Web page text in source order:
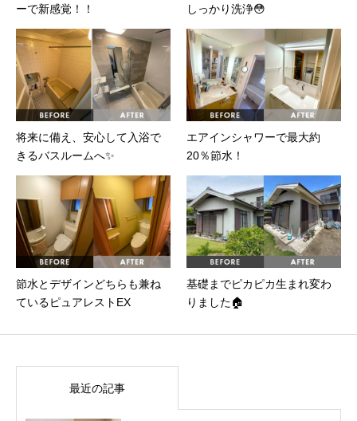
ーで新感覚！！
しっかり洗浄😳
将来に備え、安心して入浴で
きるバスルームへ✨
エアインシャワーで最大約
20％節水！
節水とデザインどちらも兼ね
ているピュアレストEX
基礎までピカピカ生まれ変わ
りました🏠
最近の記事